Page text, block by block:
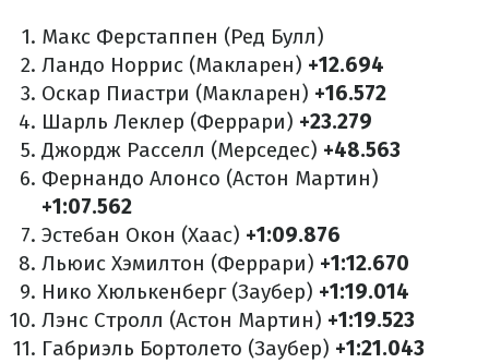
Макс Ферстаппен (Ред Булл)
Ландо Норрис (Макларен) +12.694
Оскар Пиастри (Макларен) +16.572
Шарль Леклер (Феррари) +23.279
Джордж Расселл (Мерседес) +48.563
Фернандо Алонсо (Астон Мартин)
+1:07.562
Эстебан Окон (Хаас) +1:09.876
Льюис Хэмилтон (Феррари) +1:12.670
Нико Хюлькенберг (Заубер) +1:19.014
Лэнс Стролл (Астон Мартин) +1:19.523
Габриэль Бортолето (Заубер) +1:21.043